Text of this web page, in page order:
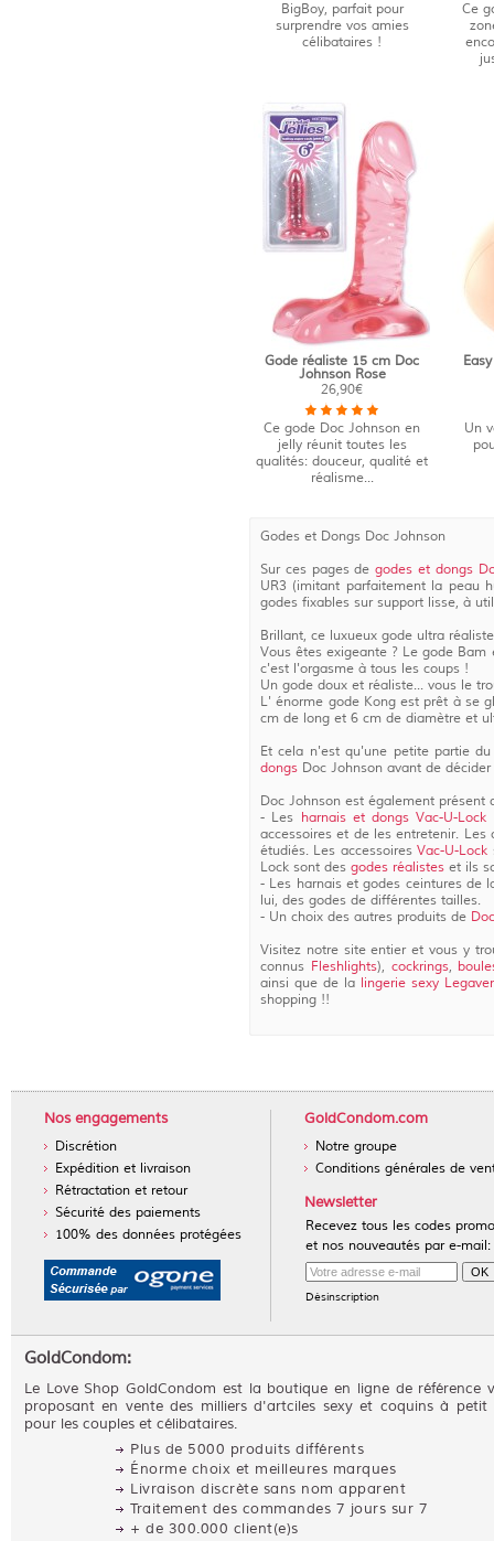
BigBoy, parfait pour
surprendre vos amies
célibataires !
Ce
Gode réaliste 15 cm Doc
Johnson Rose
26,90€
Ce gode Doc Johnson en
jelly réunit toutes les
qualités: douceur, qualité et
réalisme...
Un
Godes et Dongs Doc Johnson
Sur ces pages degodes et dongs
UR3 (imitant parfaitement la peau
godes fixables sur support lisse, à
Brillant, ce luxueux gode ultra
Vous êtes exigeante ? Le gode
c'est l'orgasme à tous les coups !
Un gode doux et réaliste... vous le
L' énorme gode Kong est prêt à se
cm de long et 6 cm de diamètre et
Et cela n'est qu'une petite partie
dongs Doc Johnson avant de
Doc Johnson est également présent
- Les harnais et dongs Vac-U-
accessoires et de les entretenir.
étudiés. Les accessoiresVac-U-Lock
Lock sont des godes réalistes et ils
- Les harnais et godes ceintures de
lui, des godes de différentes tailles.
- Un choix des autres produits de
Visitez notre site entier et vous y
connus Fleshlights), cockrings,
ainsi que de la lingerie sexy
shopping !!
Nos engagements
Discrétion
Expédition et livraison
Rétractation et retour
Sécurité des paiements
100% des données protégées
GoldCondom.com
Notre groupe
Conditions générales de
Newsletter
Recevez tous les codes
et nos nouveautés par e-mail:
Désinscription
GoldCondom:
Le Love Shop GoldCondom est la boutique en ligne de référence
proposant en vente des milliers d'artciles sexy et coquins à petit
pour les couples et célibataires.
Plus de 5000 produits différents
Énorme choix et meilleures marques
Livraison discrète sans nom apparent
Traitement des commandes 7 jours sur 7
+ de 300.000 client(e)s